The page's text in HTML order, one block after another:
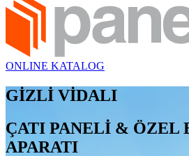
ONLINE KATALOG
GİZLİ VİDALI
ÇATI PANELİ & ÖZEL
APARATI